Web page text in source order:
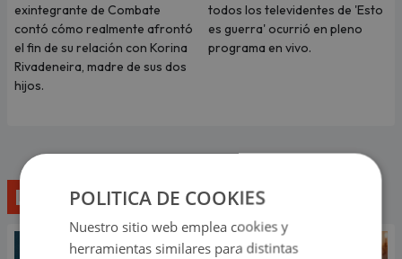
exintegrante de Combate
contó cómo realmente afrontó
el fin de su relación con Korina
Rivadeneira, madre de sus dos
hijos.
todos los televidentes de 'Esto
es guerra' ocurrió en pleno
programa en vivo.
Lo últimoPOLITICA DE COOKIES
Nuestro sitio web emplea cookies y
herramientas similares para distintas